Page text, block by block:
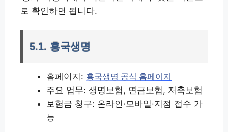
로 확인하면 됩니다.
5.1. 흥국생명
홈페이지: 흥국생명 공식 홈페이지
주요 업무: 생명보험, 연금보험, 저축보험
보험금 청구: 온라인·모바일·지점 접수 가
능